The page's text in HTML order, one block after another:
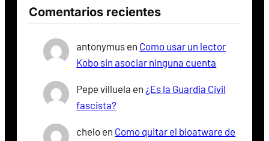
Comentarios recientes
antonymus en Como usar un lector
Kobo sin asociar ninguna cuenta
Pepe villuela en ¿Es la Guardia Civil
fascista?
chelo en Como quitar el bloatware de